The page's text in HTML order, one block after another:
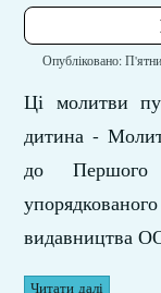
Опубліковано:
Ці молитви
дитина -
до
видавництва
Читати далі